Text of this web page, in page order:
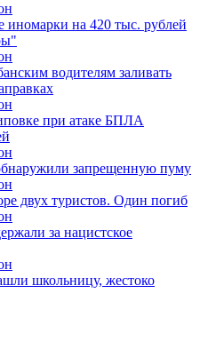
на 420 тыс. рублей
водителям заливать
при атаке БПЛА
запрещенную пуму
двух туристов. Один погиб
за нацистское
школьницу, жестоко